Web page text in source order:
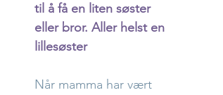
til å få en liten søster
eller bror. Aller helst en
lillesøster
Når mamma har vært